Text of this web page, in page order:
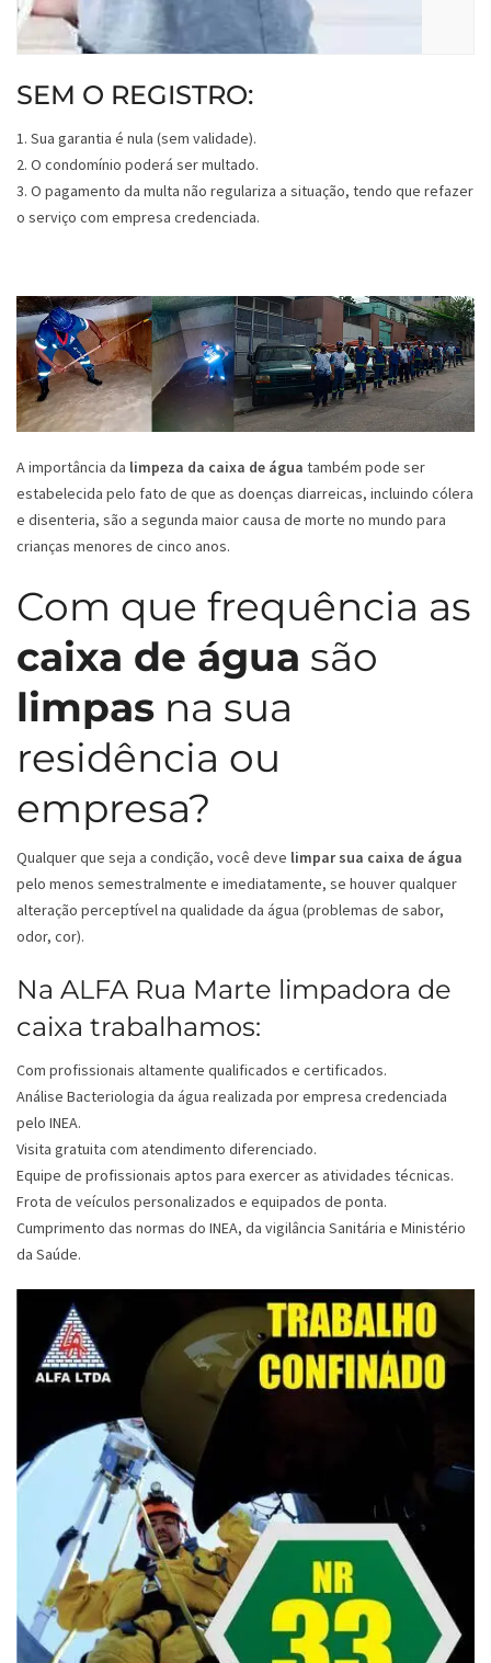
SEM O REGISTRO:
1. Sua garantia é nula (sem validade).
2. O condomínio poderá ser multado.
3. O pagamento da multa não regulariza a situação, tendo que refazer
o serviço com empresa credenciada.
A importância da limpeza da caixa de água também pode ser
estabelecida pelo fato de que as doenças diarreicas, incluindo cólera
e disenteria, são a segunda maior causa de morte no mundo para
crianças menores de cinco anos.
Com que frequência as
caixa de água são
limpas na sua
residência ou
empresa?
Qualquer que seja a condição, você deve limpar sua caixa de água
pelo menos semestralmente e imediatamente, se houver qualquer
alteração perceptível na qualidade da água (problemas de sabor,
odor, cor).
Na ALFA Rua Marte limpadora de
caixa trabalhamos:
Com profissionais altamente qualificados e certificados.
Análise Bacteriologia da água realizada por empresa credenciada
pelo INEA.
Visita gratuita com atendimento diferenciado.
Equipe de profissionais aptos para exercer as atividades técnicas.
Frota de veículos personalizados e equipados de ponta.
Cumprimento das normas do INEA, da vigilância Sanitária e Ministério
da Saúde.